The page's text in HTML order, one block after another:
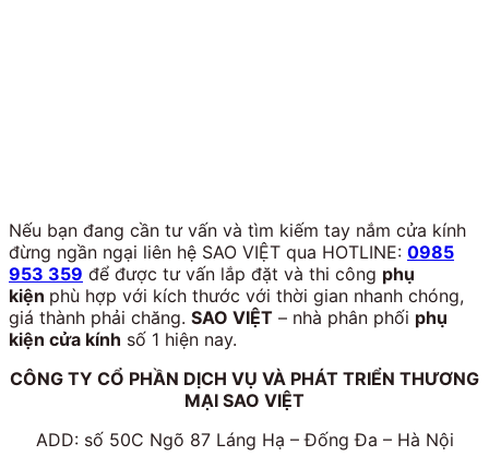
Nếu bạn đang cần tư vấn và tìm kiếm tay nắm cửa kính
đừng ngần ngại liên hệ SAO VIỆT qua HOTLINE: 0985
953 359 để được tư vấn lắp đặt và thi công phụ
kiện phù hợp với kích thước với thời gian nhanh chóng,
giá thành phải chăng. SAO VIỆT – nhà phân phối phụ
kiện cửa kính số 1 hiện nay.
CÔNG TY CỔ PHẦN DỊCH VỤ VÀ PHÁT TRIỂN THƯƠNG
MẠI SAO VIỆT
ADD: số 50C Ngõ 87 Láng Hạ – Đống Đa – Hà Nội